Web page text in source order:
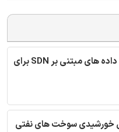
ترجمه مقاله امنیت انتقال داده های مبتنی بر SDN برای
خورشیدی سوخت های نفتی